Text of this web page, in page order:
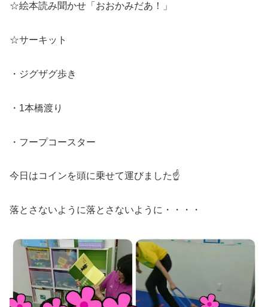
☆絵本読み聞かせ「おおかみだあ！」
☆サーキット
・ジグザグ歩き
・1本橋渡り
・フープコースター
今日はコインを頭に乗せて運びました☝
落とさないように落とさないように・・・・